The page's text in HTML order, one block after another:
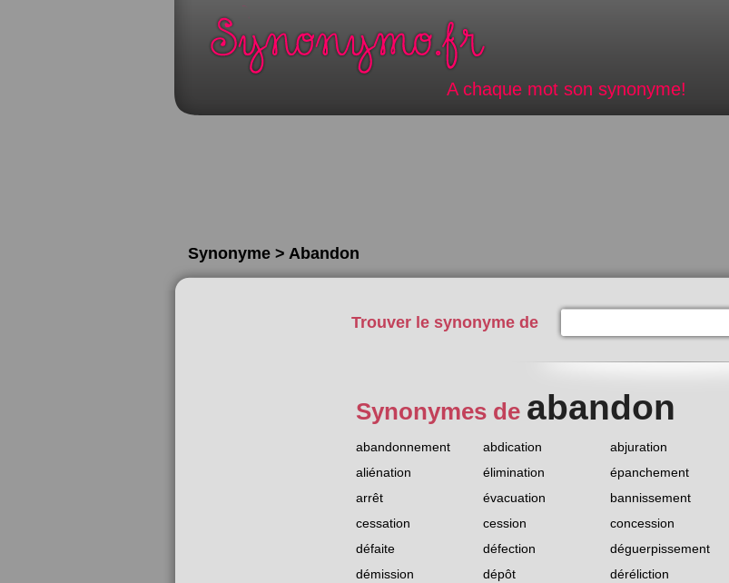
A chaque mot son synonyme!
Synonyme > Abandon
Trouver le synonyme de
Synonymes de abandon
abandonnement abdication abjuration
aliénation
élimination épanchement
arrêt
évacuation bannissement
cessation
cession concession
défaite
défection déguerpissement
démission
dépôt déréliction